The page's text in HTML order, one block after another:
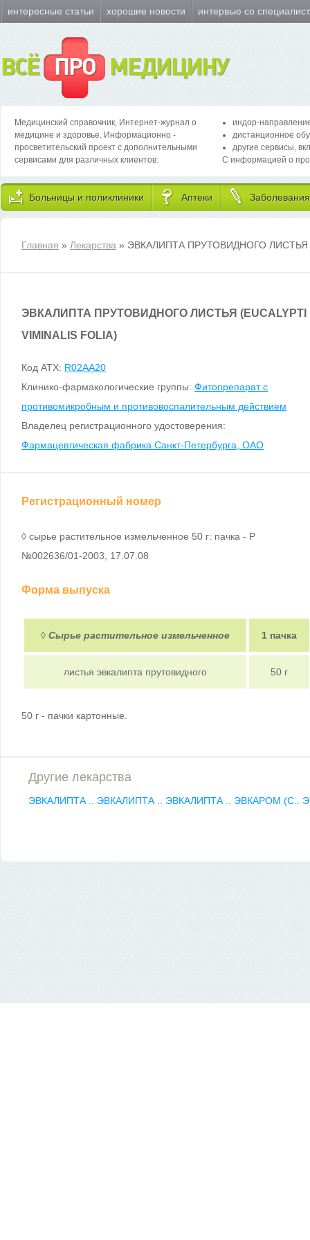
интересные статьи хорошие новости интервью со
ВСЁ ПРО МЕДИЦИНУ
Медицинский справочник, Интернет-журнал о
медицине и здоровье. Информационно -
просветительский проект с дополнительными
сервисами для различных клиентов:
индор-
дистанционное
другие сервисы,
С информацией о
Больницы и поликлиники Аптеки Заболевания
Главная » Лекарства » ЭВКАЛИПТА ПРУТОВИДНОГО ЛИСТЬЯ
ЭВКАЛИПТА ПРУТОВИДНОГО ЛИСТЬЯ (EUCALYPTI
VIMINALIS FOLIA)
Код ATX: R02AA20
Клинико-фармакологические группы: Фитопрепарат с
противомикробным и противовоспалительным действием
Владелец регистрационного удостоверения:
Фармацевтическая фабрика Санкт-Петербурга, ОАО
Регистрационный номер
◊ сырье растительное измельченное 50 г: пачка - Р
№002636/01-2003, 17.07.08
Форма выпуска
◊ Сырье растительное измельченное 1 пачка
листья эвкалипта прутовидного 50 г
50 г - пачки картонные.
Другие лекарства
ЭВКАЛИПТА .. ЭВКАЛИПТА .. ЭВКАЛИПТА .. ЭВКАРОМ (С..